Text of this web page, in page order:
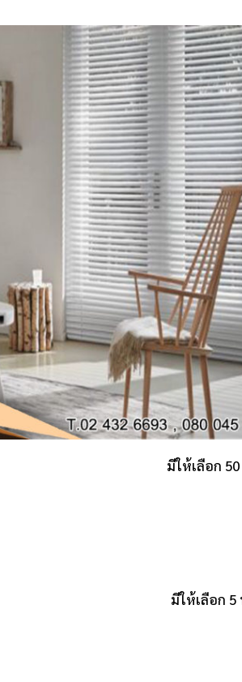
มีให้เลือก
มีให้เลือก 5